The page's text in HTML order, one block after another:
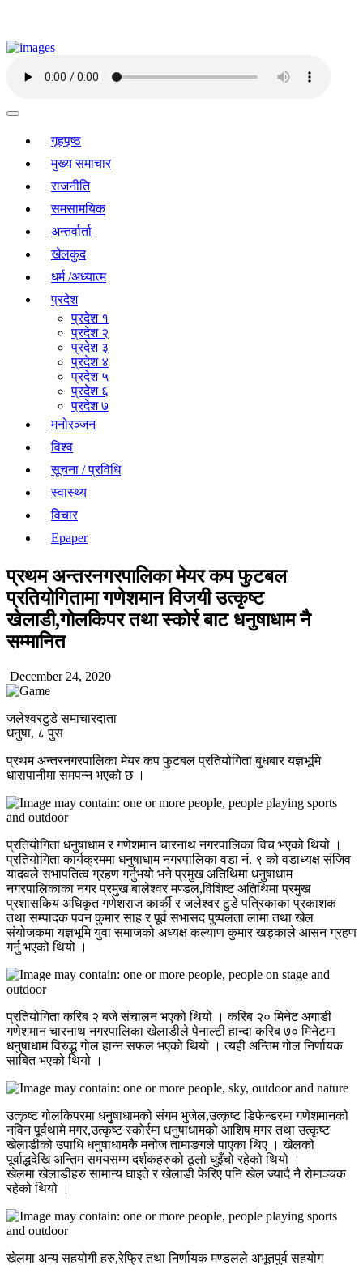
गृहपृष्ठ
मुख्य समाचार
राजनीति
समसामयिक
अन्तर्वार्ता
खेलकुद
धर्म /अध्यात्म
प्रदेश
प्रदेश १
प्रदेश २
प्रदेश ३
प्रदेश ४
प्रदेश ५
प्रदेश ६
प्रदेश ७
मनोरञ्जन
विश्व
सूचना / प्रविधि
स्वास्थ्य
विचार
Epaper
प्रथम अन्तरनगरपालिका मेयर कप फुटबल
प्रतियोगितामा गणेशमान विजयी उत्कृष्ट
खेलाडी,गोलकिपर तथा स्कोर्र बाट धनुषाधाम नै
सम्मानित
December 24, 2020
जलेश्वरटुडे समाचारदाता
धनुषा, ८ पुस
प्रथम अन्तरनगरपालिका मेयर कप फुटबल प्रतियोगिता बुधबार यज्ञभूमि
धारापानीमा समपन्न भएको छ ।
प्रतियोगिता धनुषाधाम र गणेशमान चारनाथ नगरपालिका विच भएको थियो ।
प्रतियोगिता कार्यक्रममा धनुषाधाम नगरपालिका वडा नं. ९ को वडाध्यक्ष संजिव
यादवले सभापतित्व ग्रहण गर्नुभयो भने प्रमुख अतिथिमा धनुषाधाम
नगरपालिकाका नगर प्रमुख बालेश्वर मण्डल,विशिष्ट अतिथिमा प्रमुख
प्रशासकिय अधिकृत गणेशराज कार्की र जलेश्वर टुडे पत्रिकाका प्रकाशक
तथा सम्पादक पवन कुमार साह र पूर्व सभासद पुष्पलता लामा तथा खेल
संयोजकमा यज्ञभूमि युवा समाजको अध्यक्ष कल्याण कुमार खड्काले आसन ग्रहण
गर्नु भएको थियो ।
प्रतियोगिता करिब २ बजे संचालन भएको थियो । करिब २० मिनेट अगाडी
गणेशमान चारनाथ नगरपालिका खेलाडीले पेनाल्टी हान्दा करिब ७० मिनेटमा
धनुषाधाम विरुद्ध गोल हान्न सफल भएको थियो । त्यही अन्तिम गोल निर्णायक
साबित भएको थियो ।
उत्कृष्ट गोलकिपरमा धनुुषाधामको संगम भुजेल,उत्कृष्ट डिफेन्डरमा गणेशमानको
नविन पूर्वथामे मगर,उत्कृष्ट स्कोर्रमा धनुषाधामको आशिष मगर तथा उत्कृष्ट
खेलाडीको उपाधि धनुषाधामकै मनोज तामाङगले पाएका थिए । खेलको
पूर्वाद्धदेखि अन्तिम समयसम्म दर्शकहरुको ठूलो घुइँचो रहेको थियो ।
खेलमा खेलाडीहरु सामान्य घाइते र खेलाडी फेरिए पनि खेल ज्यादै नै रोमाञ्चक
रहेको थियो ।
खेलमा अन्य सहयोगी हरु,रेफ्रि तथा निर्णायक मण्डलले अभूतपुर्व सहयोग